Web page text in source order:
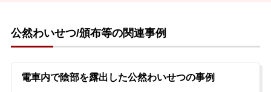
公然わいせつ/頒布等の関連事例
電車内で陰部を露出した公然わいせつの事例